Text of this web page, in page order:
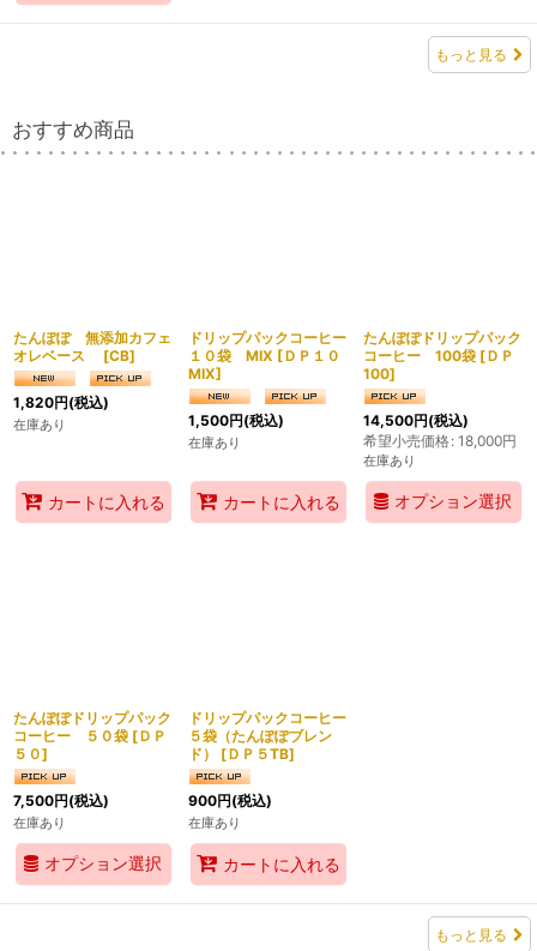
もっと見る
おすすめ商品
たんぽぽ 無添加カフェ
オレベース
[CB]
1,820円(税込)
在庫あり
カートに入れる
ドリップパックコーヒー
１０袋 MIX [ＤＰ１０
MIX]
1,500円(税込)
在庫あり
カートに入れる
たんぽぽドリップパック
コーヒー 100袋 [ＤＰ
100]
14,500円(税込)
希望小売価格: 18,000円
在庫あり
オプション選択
たんぽぽドリップパック
コーヒー ５０袋 [ＤＰ
５０]
7,500円(税込)
在庫あり
オプション選択
ドリップパックコーヒー
５袋（たんぽぽブレン
ド）
[ＤＰ５TB]
900円(税込)
在庫あり
カートに入れる
もっと見る